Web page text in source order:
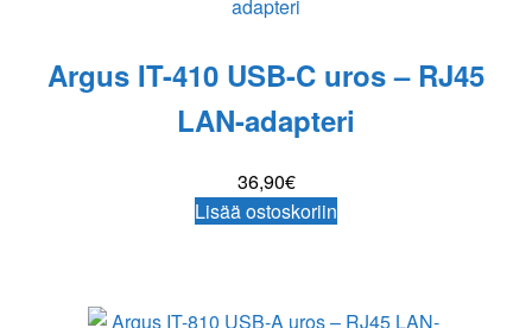
Argus IT-410 USB-C uros – RJ45
LAN-adapteri
36,90€
Lisää ostoskoriin